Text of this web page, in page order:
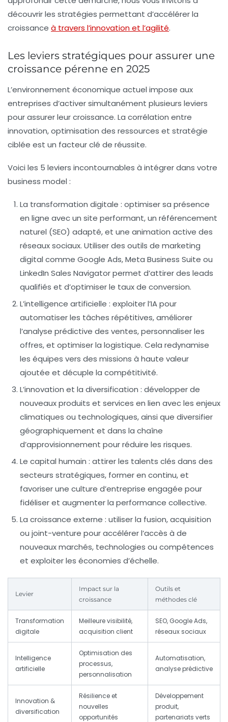
découvrir les stratégies permettant d’accélérer la
croissance à travers l’innovation et l’agilité.
Les leviers stratégiques pour assurer une
croissance pérenne en 2025
L’environnement économique actuel impose aux
entreprises d’activer simultanément plusieurs leviers
pour assurer leurcroissance. La corrélation entre
innovation, optimisation des ressources et stratégie
ciblée est un facteur clé de réussite.
Voici les 5 leviers incontournables à intégrer dans votre
business model :
La transformation digitale : optimiser sa présence
en ligne avec un site performant, un référencement
naturel (SEO) adapté, et une animation active des
réseaux sociaux. Utiliser des outils de marketing
digital comme Google Ads, Meta Business Suite ou
LinkedIn Sales Navigator permet d’attirer des leads
qualifiés et d’optimiser le taux de conversion.
L’intelligence artificielle : exploiter l’IA pour
automatiser les tâches répétitives, améliorer
l’analyse prédictive des ventes, personnaliser les
offres, et optimiser la logistique. Cela redynamise
les équipes vers des missions à haute valeur
ajoutée et décuple la compétitivité.
L’innovation et la diversification : développer de
nouveaux produits et services en lien avec les enjeux
climatiques ou technologiques, ainsi que diversifier
géographiquement et dans la chaîne
d’approvisionnement pour réduire les risques.
Le capital humain : attirer les talents clés dans des
secteurs stratégiques, former en continu, et
favoriser une culture d’entreprise engagée pour
fidéliser et augmenter la performance collective.
La croissance externe : utiliser la fusion, acquisition
ou joint-venture pour accélérer l’accès à de
nouveaux marchés, technologies ou compétences
et exploiter les économies d’échelle.
Levier
Impact sur la
croissance
Outils et
méthodes clé
Transformation
digitale
Meilleure visibilité,
acquisition client
SEO, Google Ads,
réseaux sociaux
Intelligence
artificielle
Optimisation des
processus,
personnalisation
Automatisation,
analyse prédictive
Innovation &
diversification
Résilience et
nouvelles
opportunités
Développement
produit,
partenariats verts